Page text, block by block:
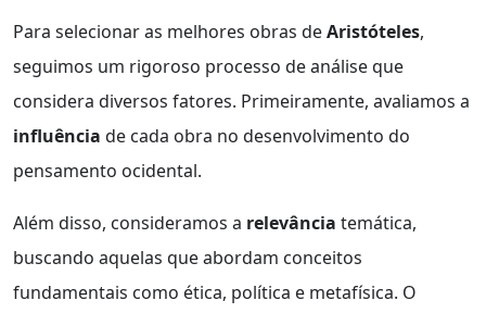
Para selecionar as melhores obras deAristóteles,
seguimos um rigoroso processo de análise que
considera diversos fatores. Primeiramente, avaliamos a
influência de cada obra no desenvolvimento do
pensamento ocidental.
Além disso, consideramos a relevância temática,
buscando aquelas que abordam conceitos
fundamentais como ética, política e metafísica. O